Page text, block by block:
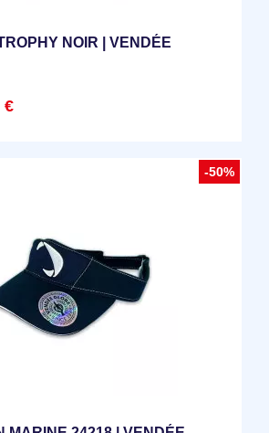
NOIR | VENDÉE
€
-50%